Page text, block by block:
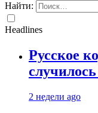
Найти:
Headlines
Русское
2 недели ago